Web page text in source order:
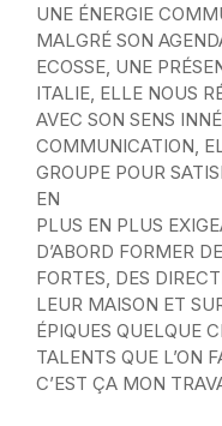
UNE ÉNERGIE
MALGRÉ SON
ECOSSE, UNE
ITALIE, ELLE NOUS
AVEC SON SENS
COMMUNICATION,
GROUPE POUR
EN
PLUS EN PLUS
D’ABORD FORMER
FORTES, DES
LEUR MAISON ET
ÉPIQUES QUELQUE
TALENTS QUE L’ON
C’EST ÇA MON